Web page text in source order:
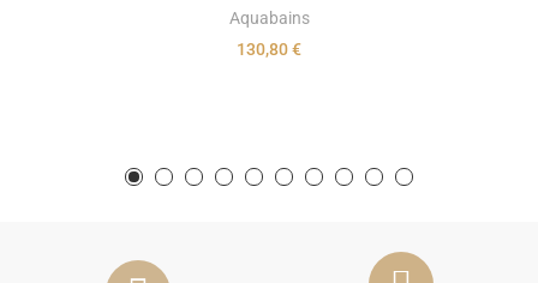
Aquabains
130,80 €